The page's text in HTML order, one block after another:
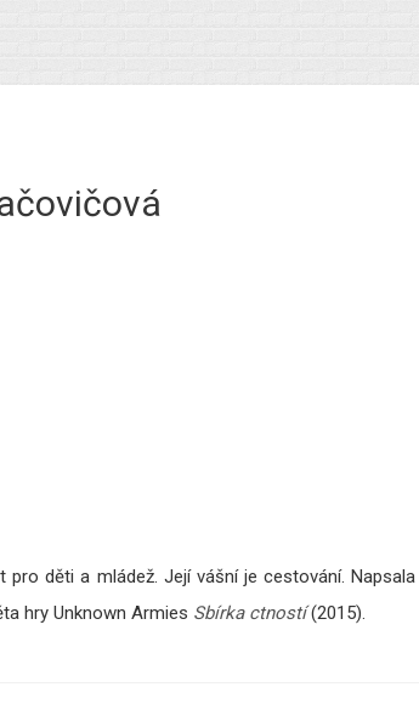
děti a mládež. Její vášní je cestování.
hry Unknown Armies Sbírka ctností(2015).